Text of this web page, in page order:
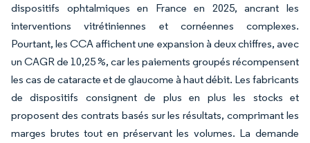
dispositifs ophtalmiques en France en 2025, ancrant les
interventions vitrétiniennes et cornéennes complexes.
Pourtant, les CCA affichent une expansion à deux chiffres, avec
un CAGR de 10,25 %, car les paiements groupés récompensent
les cas de cataracte et de glaucome à haut débit. Les fabricants
de dispositifs consignent de plus en plus les stocks et
proposent des contrats basés sur les résultats, comprimant les
marges brutes tout en préservant les volumes. La demande